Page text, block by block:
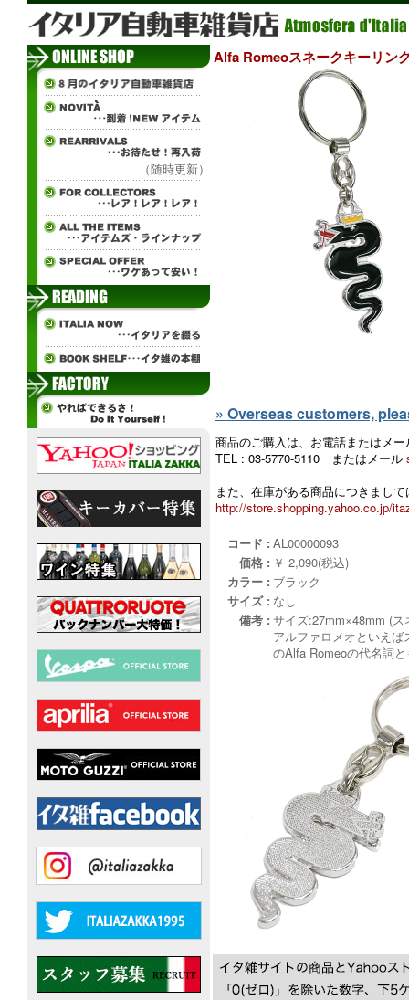
（随時更新）
Alfa Romeoスネークキーリン
» Overseas customers,
商品のご購入は、お電話またはメ
TEL : 03-5770-5110 またはメール
また、在庫がある商品につきまし
http://store.shopping.yahoo.co.jp/
コード : AL00000093
価格 : ￥ 2,090(税込)
カラー : ブラック
サイズ : なし
備考 : サイズ:27mm×48mm (ス
アルファロメオといえ
のAlfa Romeoの代名詞